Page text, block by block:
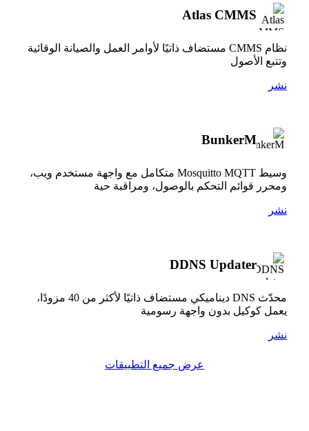
Atlas CMMS
نظام CMMS مستضاف ذاتيًا لأوامر العمل والصيانة الوقائية
وتتبع الأصول
نشر
BunkerM
وسيط Mosquitto MQTT متكامل مع واجهة مستخدم ويب،
ومحرر قوائم التحكم بالوصول، ومراقبة حية
نشر
DDNS Updater
محدّث DNS ديناميكي مستضاف ذاتيًا لأكثر من 40 مزودًا،
يعمل كوكيل بدون واجهة رسومية
نشر
عرض جميع التطبيقات